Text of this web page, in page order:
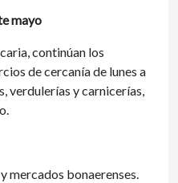
mayo
continúan los
de cercanía de lunes a
verdulerías y carnicerías,
mercados bonaerenses.